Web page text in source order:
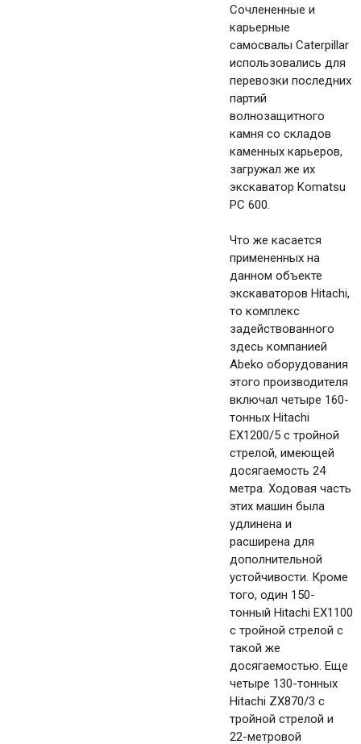
Сочлененные и
карьерные
самосвалы Caterpillar
использовались для
перевозки последних
партий
волнозащитного
камня со складов
каменных карьеров,
загружал же их
экскаватор Komatsu
PC 600.
Что же касается
примененных на
данном объекте
экскаваторов Hitachi,
то комплекс
задействованного
здесь компанией
Abeko оборудования
этого производителя
включал четыре 160-
тонных Hitachi
EX1200/5 с тройной
стрелой, имеющей
досягаемость 24
метра. Ходовая часть
этих машин была
удлинена и
расширена для
дополнительной
устойчивости. Кроме
того, один 150-
тонный Hitachi EX1100
с тройной стрелой с
такой же
досягаемостью. Еще
четыре 130-тонных
Hitachi ZX870/3 с
тройной стрелой и
22-метровой